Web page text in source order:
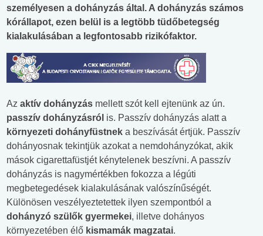
személyesen a dohányzás által. A dohányzás számos
kórállapot, ezen belül is a legtöbb tüdőbetegség
kialakulásában a legfontosabb rizikófaktor.
Az aktív dohányzás mellett szót kell ejtenünk az ún.
passzív dohányzásról is. Passzív dohányzás alatt a
környezeti dohányfüstnek a beszívását értjük. Passzív
dohányosnak tekintjük azokat a nemdohányzókat, akik
mások cigarettafüstjét kénytelenek beszívni. A passzív
dohányzás is nagymértékben fokozza a légúti
megbetegedések kialakulásának valószínűségét.
Különösen veszélyeztetettek ilyen szempontból a
dohányzó szülők gyermekei, illetve dohányos
környezetében élő kismamák magzatai.